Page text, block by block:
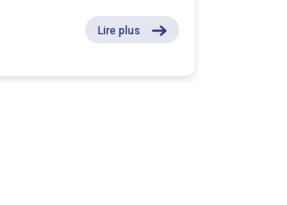
Lire plus